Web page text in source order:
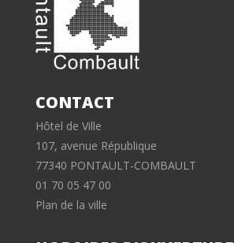
CONTACT
Hôtel de Ville
107, avenue République
77340 PONTAULT-COMBAULT
01 70 05 47 00
Plan de la ville